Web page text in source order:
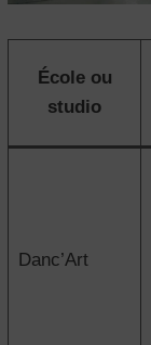
École ou
studio
Danc’Art